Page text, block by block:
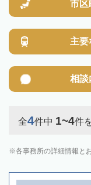
市区
主要
相談
全4件中 1~4件
各事務所の詳細情報と